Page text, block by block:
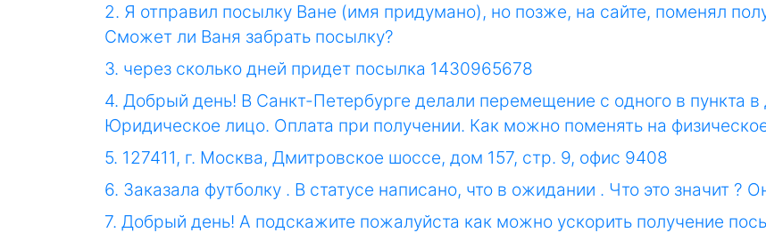
2. Я отправил посылку Ване (имя придумано), но позже, на сайте, поменял
Сможет ли Ваня забрать посылку?
3. через сколько дней придет посылка 1430965678
4. Добрый день! В Санкт-Петербурге делали перемещение с одного в пункта в
Юридическое лицо. Оплата при получении. Как можно поменять на
5. 127411, г. Москва, Дмитровское шоссе, дом 157, стр. 9, офис 9408
6. Заказала футболку . В статусе написано, что в ожидании . Что это значит ?
7. Добрый день! А подскажите пожалуйста как можно ускорить получение